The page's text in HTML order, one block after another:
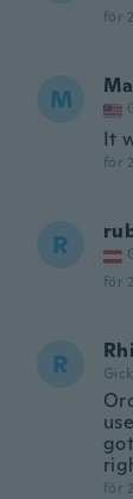
för
M
It
för
R
för
R
för